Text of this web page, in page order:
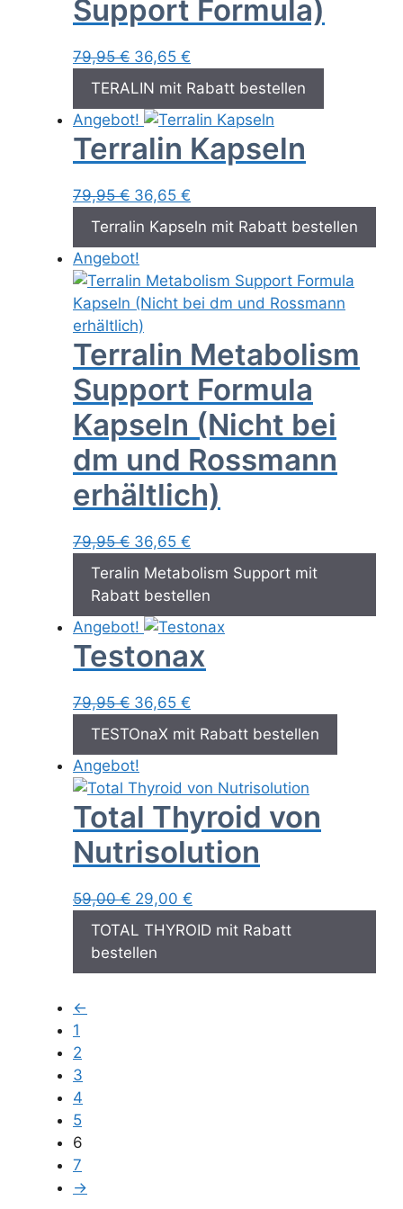
Support Formula)
79,95€ Ursprünglicher
Preis
79,95 €
36,65 €
Preis
36,65 €.
TERALIN mit Rabatt bestellen
Angebot!
Terralin Kapseln
79,95€ Ursprünglicher
Preis
79,95 €
36,65 €
Preis
Terralin Kapseln mit Rabatt bestellen
Angebot!
Terralin Metabolism
Support Formula
Kapseln (Nicht bei
dm und Rossmann
erhältlich)
79,95€ Ursprünglicher
Preis
war:
36,65 €
Preis
ist:
Teralin Metabolism Support mit
Rabatt bestellen
Angebot!
Testonax
79,95€ Ursprünglicher
Preis
79,95 €
36,65 €
Preis
TESTOnaX mit Rabatt bestellen
Angebot!
Total Thyroid von
Nutrisolution
59,00€ Ursprünglicher
Preis
war:
29,00 €
Preis
TOTAL THYROID mit Rabatt
bestellen
←
1
2
3
4
5
6
7
→